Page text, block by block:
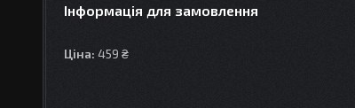
Інформація для замовлення
Ціна: 459 ₴